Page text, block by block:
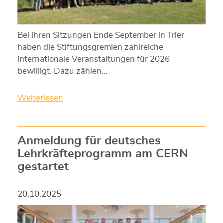
Bei ihren Sitzungen Ende September in Trier
haben die Stiftungsgremien zahlreiche
internationale Veranstaltungen für 2026
bewilligt. Dazu zählen…
Weiterlesen
Anmeldung für deutsches
Lehrkräfteprogramm am CERN
gestartet
20.10.2025